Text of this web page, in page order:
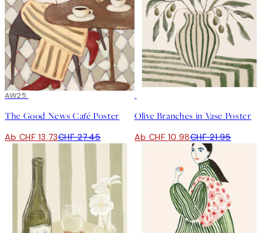
50%*
AW25
The Good News Café Poster
Ab CHF 13.73CHF 27.45
Olive Branches in Vase Poster
Ab CHF 10.98CHF 21.95